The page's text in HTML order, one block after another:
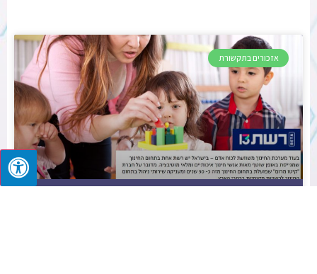
אזכורים בתקשורת